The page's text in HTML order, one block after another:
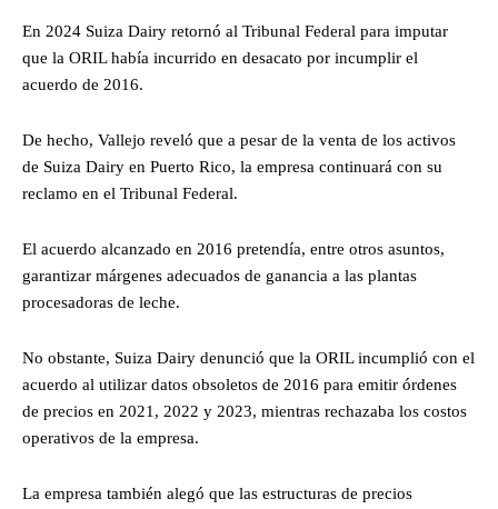
En 2024 Suiza Dairy retornó al Tribunal Federal para imputar
que la ORIL había incurrido en desacato por incumplir el
acuerdo de 2016.
De hecho, Vallejo reveló que a pesar de la venta de los activos
de Suiza Dairy en Puerto Rico, la empresa continuará con su
reclamo en el Tribunal Federal.
El acuerdo alcanzado en 2016 pretendía, entre otros asuntos,
garantizar márgenes adecuados de ganancia a las plantas
procesadoras de leche.
No obstante, Suiza Dairy denunció que la ORIL incumplió con el
acuerdo al utilizar datos obsoletos de 2016 para emitir órdenes
de precios en 2021, 2022 y 2023, mientras rechazaba los costos
operativos de la empresa.
La empresa también alegó que las estructuras de precios